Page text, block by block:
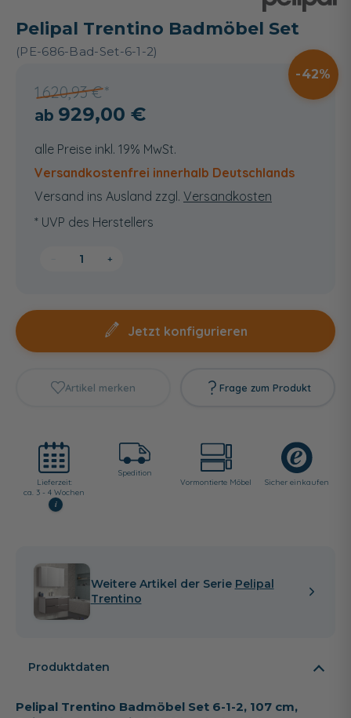
Pelipal Trentino Badmöbel Set
(PE-686-Bad-Set-6-1-2)
1.620,93 €
42
929,00 €
alle Preise inkl. 19% MwSt.
Versandkostenfrei innerhalb Deutschlands
Versand ins Ausland zzgl. Versandkosten
* UVP des Herstellers
+
Jetzt konfigurieren
Artikel merken Frage zum Produkt
Lieferzeit:
ca. 3 - 4 Wochen
i
Spedition
Vormontierte Möbel
Sicher einkaufen
Weitere Artikel der Serie Pelipal
Trentino
Produktdaten
Pelipal Trentino Badmöbel Set 6-1-2, 107 cm,